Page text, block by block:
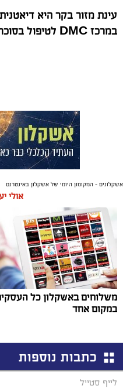
עינת מזור בקר היא
במרכז DMC לטיפול
אשקלונים - המקומון היומי של אשקלון באינטרנט
אולי
משלוחים באשקלון כל
במקום אחד
כתבות נוספות
לייף סטייל